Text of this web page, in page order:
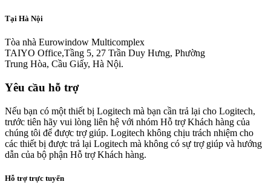
Tại Hà Nội
Tòa nhà Eurowindow Multicomplex
TAIYO Office,Tầng 5, 27 Trần Duy Hưng, Phường
Trung Hòa, Cầu Giấy, Hà Nội.
Yêu cầu hỗ trợ
Nếu bạn có một thiết bị Logitech mà bạn cần trả lại cho Logitech,
trước tiên hãy vui lòng liên hệ với nhóm Hỗ trợ Khách hàng của
chúng tôi để được trợ giúp. Logitech không chịu trách nhiệm cho
các thiết bị được trả lại Logitech mà không có sự trợ giúp và hướng
dẫn của bộ phận Hỗ trợ Khách hàng.
Hỗ trợ trực tuyến